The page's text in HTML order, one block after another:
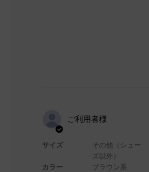
ご利用者様
サイズ
カラー
その他（シュー
ズ以外）
ブラウン系